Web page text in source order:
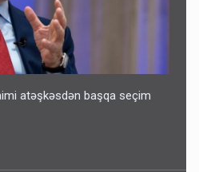
atəşkəsdən başqa seçim